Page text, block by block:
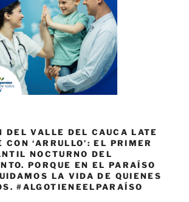
DEL VALLE DEL CAUCA LATE
CON ‘ARRULLO’: EL PRIMER
NOCTURNO DEL
PORQUE EN EL PARAÍSO
LA VIDA DE QUIENES
#ALGOTIENEELPARAÍSO